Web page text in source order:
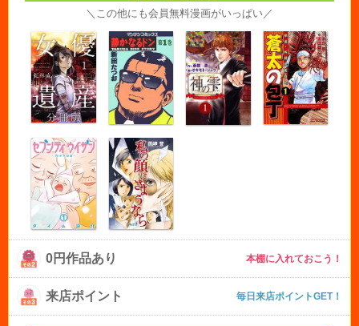
＼この他にも会員無料漫画がいっぱい／
0円作品あり 本棚に入れておこう！
来店ポイント 毎日来店ポイントGET！